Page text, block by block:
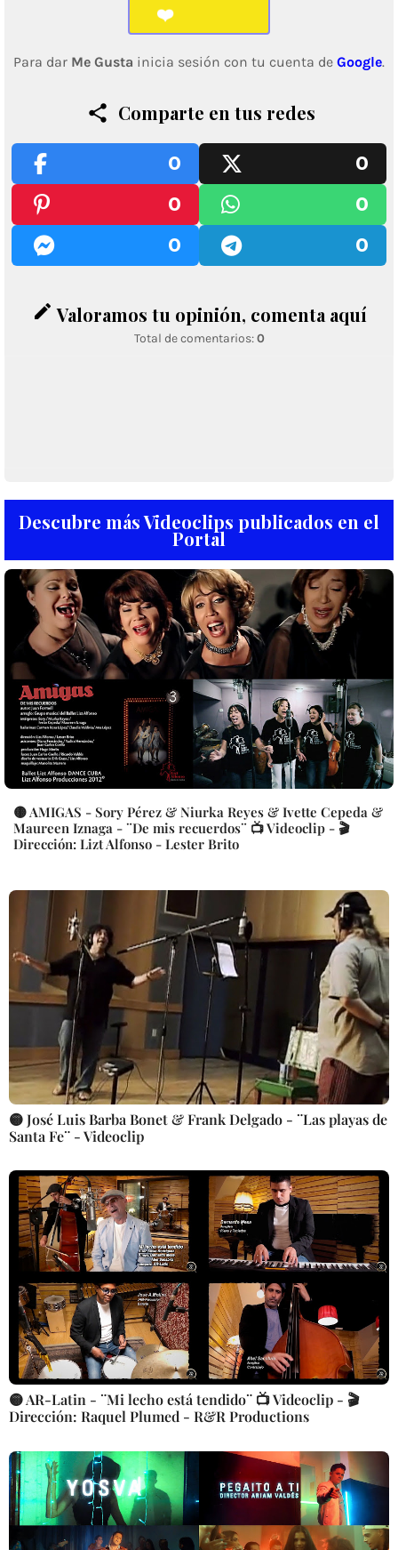
❤️
Para dar Me Gusta inicia sesión con tu cuenta de Google.
Comparte en tus redes
0
0
0
0
0
0
edit Valoramos tu opinión, comenta aquí
Total de comentarios:0
Descubre más Videoclips publicados en el
Portal
🟡 AMIGAS - Sory Pérez & Niurka Reyes & Ivette Cepeda &
Maureen Iznaga - ¨De mis recuerdos¨ 📺 Videoclip - 🎬
Dirección: Lizt Alfonso - Lester Brito
🟡 José Luis Barba Bonet & Frank Delgado - ¨Las playas de
Santa Fe¨ - Videoclip
🟡 AR-Latin - ¨Mi lecho está tendido¨ 📺 Videoclip - 🎬
Dirección: Raquel Plumed - R&R Productions